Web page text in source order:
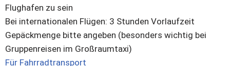
Flughafen zu sein
Bei internationalen Flügen: 3 Stunden Vorlaufzeit
Gepäckmenge bitte angeben (besonders wichtig bei
Gruppenreisen im Großraumtaxi)
Für Fahrradtransport